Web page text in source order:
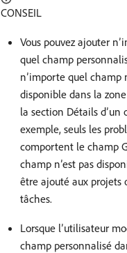
CONSEIL
Vous pouvez ajouter
quel champ
n’importe quel champ
disponible dans la
la section Détails d’un
exemple, seuls les
comportent le champ
champ n’est pas
être ajouté aux projets
tâches.
Lorsque l’utilisateur
champ personnalisé